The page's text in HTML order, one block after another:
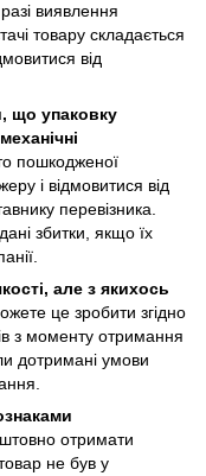
виявлення
товару складається
від
що упаковку
пошкодженої
і відмовитися від
перевізника.
збитки, якщо їх
але з якихось
це зробити згідно
з моменту отримання
дотримані умови
отримати
не був у